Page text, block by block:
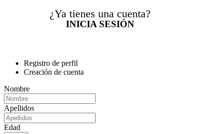
¿Ya tienes una cuenta?
INICIA SESIÓN
Registro de perfil
Creación de cuenta
Nombre
Apellidos
Edad